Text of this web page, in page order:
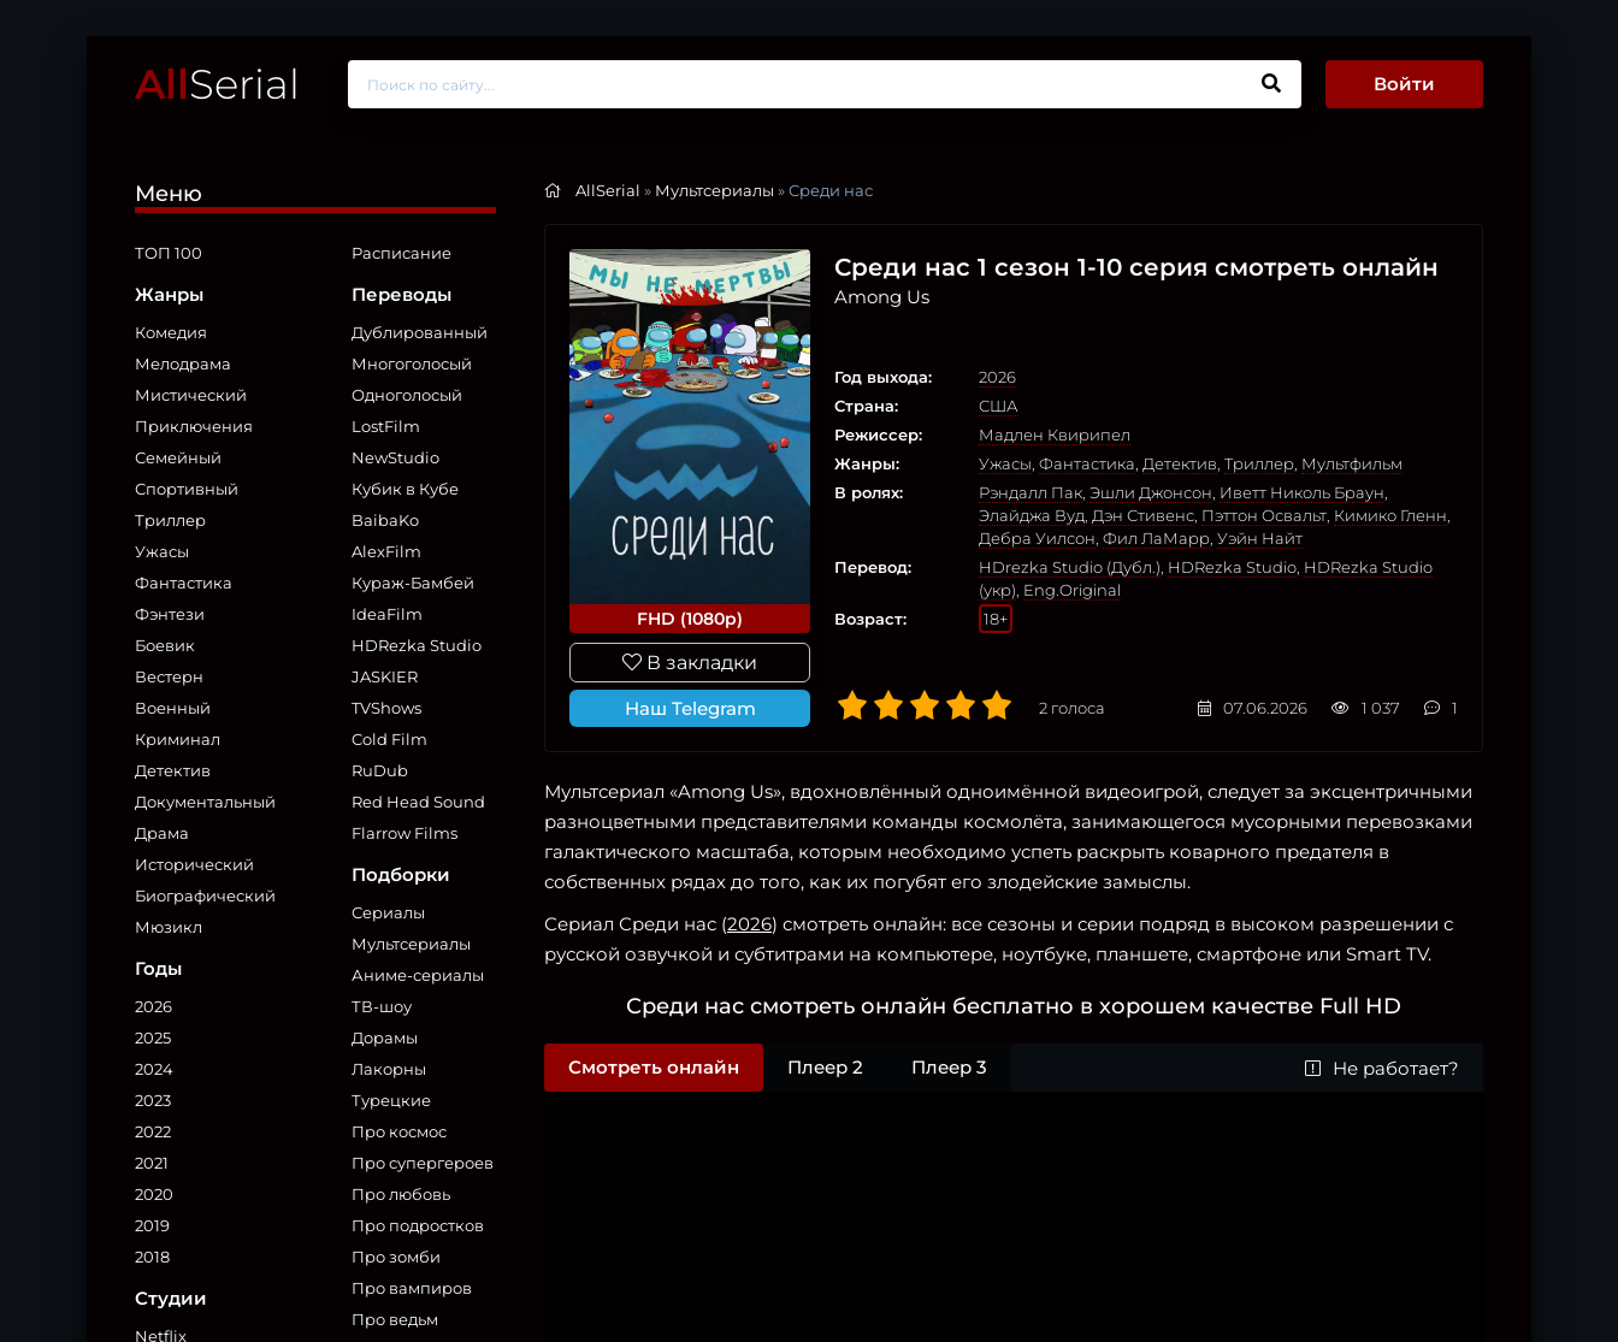
AllSerial Войти
Меню
ТОП 100
Жанры
Комедия
Мелодрама
Мистический
Приключения
Семейный
Спортивный
Триллер
Ужасы
Фантастика
Фэнтези
Боевик
Вестерн
Военный
Криминал
Детектив
Документальный
Драма
Исторический
Биографический
Мюзикл
Годы
2026
2025
2024
2023
2022
2021
2020
2019
2018
Студии
Netflix
Расписание
Переводы
Дублированный
Многоголосый
Одноголосый
LostFilm
NewStudio
Кубик в Кубе
BaibaKo
AlexFilm
Кураж-Бамбей
IdeaFilm
HDRezka Studio
JASKIER
TVShows
Cold Film
RuDub
Red Head Sound
Flarrow Films
Подборки
Сериалы
Мультсериалы
Аниме-сериалы
ТВ-шоу
Дорамы
Лакорны
Турецкие
Про космос
Про супергероев
Про любовь
Про подростков
Про зомби
Про вампиров
Про ведьм
AllSerial » Мультсериалы » Среди нас
FHD (1080p)
В закладки
Наш Telegram
Среди нас 1 сезон 1-10 серия смотреть онлайн
Among Us
Год выхода:
2026
Страна:
США
Режиссер:
Мадлен Квирипел
Жанры:
Ужасы Фантастика Детектив Триллер Мультфильм
В ролях:
Рэндалл Пак Эшли Джонсон Иветт Николь Браун
Элайджа Вуд Дэн Стивенс Пэттон Освальт Кимико Гленн
Дебра Уилсон Фил ЛаМарр Уэйн Найт
Перевод:
HDrezka Studio (Дубл.) HDRezka Studio HDRezka Studio
(укр) Eng.Original
Возраст:
18+
2 голоса 07.06.2026 1 037 1
Мультсериал «Among Us», вдохновлённый одноимённой видеоигрой, следует за эксцентричными
разноцветными представителями команды космолёта, занимающегося мусорными перевозками
галактического масштаба, которым необходимо успеть раскрыть коварного предателя в
собственных рядах до того, как их погубят его злодейские замыслы.
Сериал Среди нас (2026) смотреть онлайн: все сезоны и серии подряд в высоком разрешении с
русской озвучкой и субтитрами на компьютере, ноутбуке, планшете, смартфоне или Smart TV.
Среди нас смотреть онлайн бесплатно в хорошем качестве Full HD
Смотреть онлайн Плеер 2 Плеер 3 Не работает?